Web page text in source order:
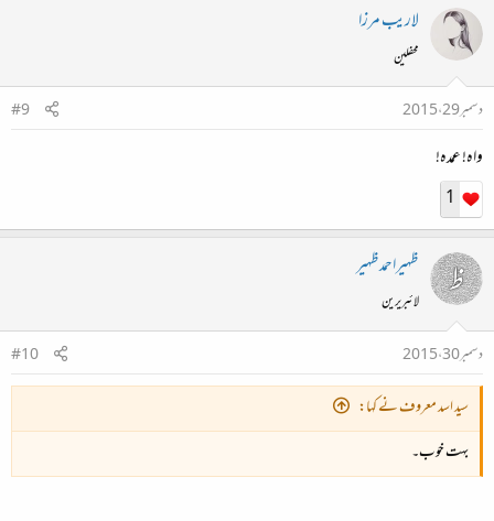
لاریب مرزا
محفلین
دسمبر 29، 2015
#9
واہ! عمدہ!
1
ظہیراحمدظہیر
لائبریرین
دسمبر 30، 2015
#10
سید اسد معروف نے کہا:
بہت خوب۔